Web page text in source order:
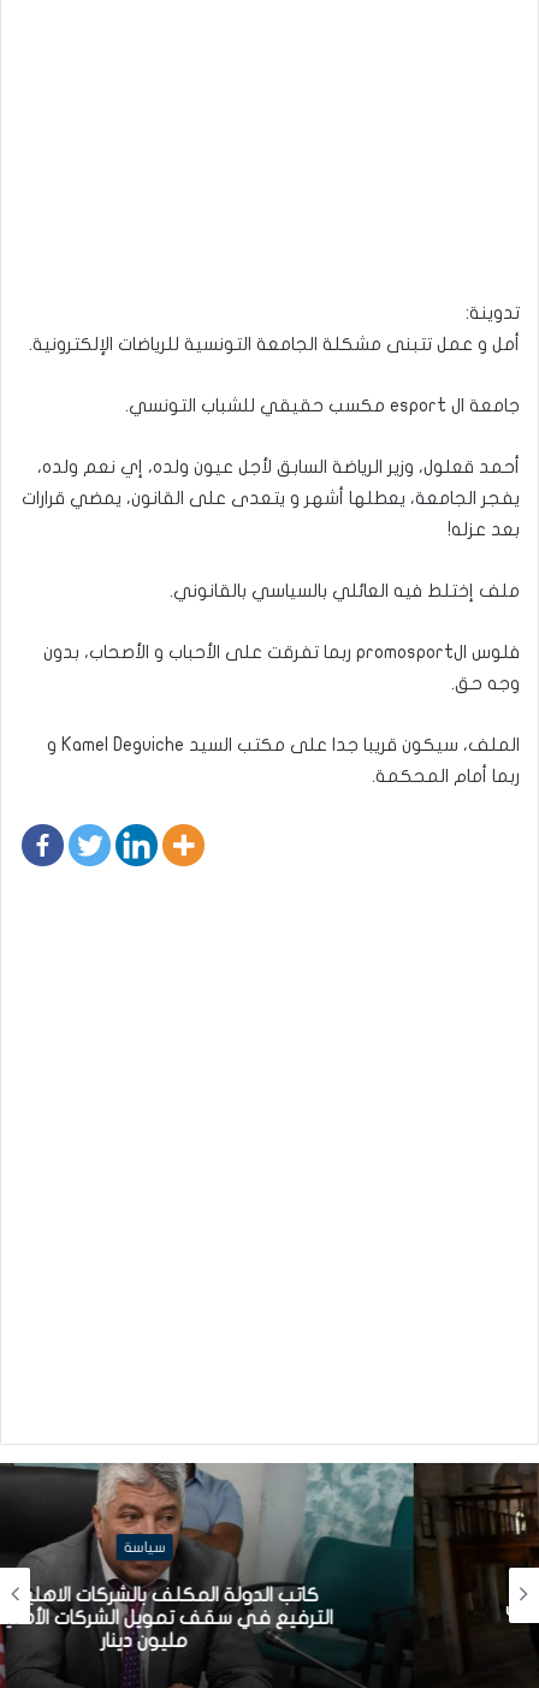
تدوينة:
أمل و عمل تتبنى مشكلة الجامعة التونسية للرياضات الإلكترونية.
جامعة ال esport مكسب حقيقي للشباب التونسي.
أحمد قعلول، وزير الرياضة السابق لأجل عيون ولده، إي نعم ولده،
يفجر الجامعة، يعطلها أشهر و يتعدى على القانون، يمضي قرارات
بعد عزله!
ملف إختلط فيه العائلي بالسياسي بالقانوني.
فلوس الpromosport ربما تفرقت على الأحباب و الأصحاب، بدون
وجه حق.
الملف، سيكون قريبا جدا على مكتب السيد Kamel Deguiche و
ربما أمام المحكمة.
كاتب الدولة المكلف بالشركات الاهلية: قريبا
الترفيع في سقف تمويل الشركات الأهلية إلى
مليون دينار